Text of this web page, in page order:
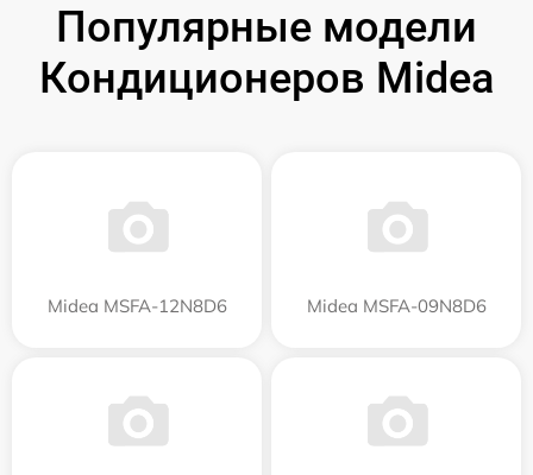
Популярные модели
Кондиционеров Midea
Midea MSFA-12N8D6 Midea MSFA-09N8D6